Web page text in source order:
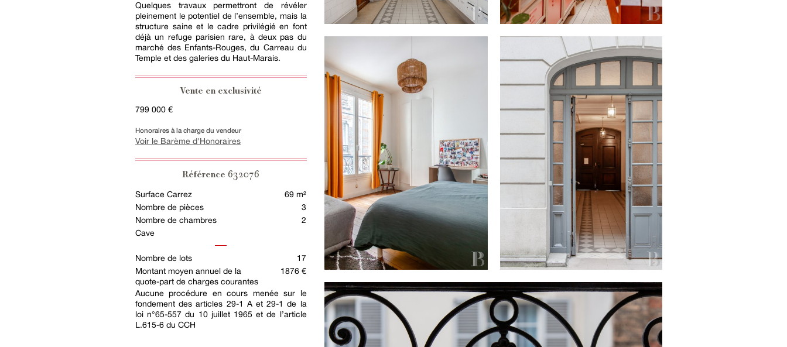
Quelques travaux permettront de révéler
pleinement le potentiel de l’ensemble, mais la
structure saine et le cadre privilégié en font
déjà un refuge parisien rare, à deux pas du
marché des Enfants-Rouges, du Carreau du
Temple et des galeries du Haut-Marais.
Vente en exclusivité
799 000 €
Honoraires à la charge du vendeur
Voir le Barème d'Honoraires
Référence632076
Surface Carrez
69 m²
Nombre de pièces
3
Nombre de chambres
2
Cave
Nombre de lots
17
Montant moyen annuel de la
quote-part de charges courantes
1876 €
Aucune procédure en cours menée sur le
fondement des articles 29-1 A et 29-1 de la
loi n°65-557 du 10 juillet 1965 et de l’article
L.615-6 du CCH